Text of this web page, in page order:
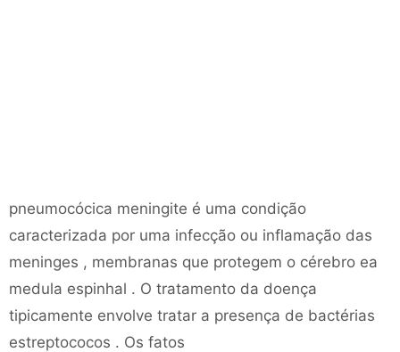
pneumocócica meningite é uma condição
caracterizada por uma infecção ou inflamação das
meninges , membranas que protegem o cérebro ea
medula espinhal . O tratamento da doença
tipicamente envolve tratar a presença de bactérias
estreptococos . Os fatos